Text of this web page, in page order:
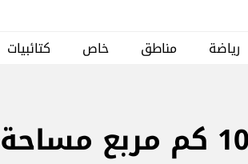
رياضة مناطق خاص كتائبيات
حياة ارسلان: اهم ما تركه البشير هو الـ 10452 كم